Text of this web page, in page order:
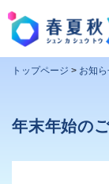
トップページ > お知
年末年始の